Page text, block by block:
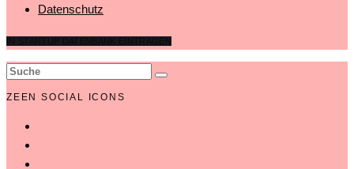
Datenschutz
ZEEN SOCIAL ICONS